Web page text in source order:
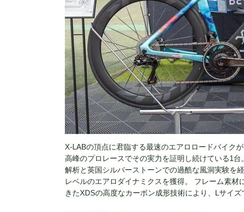
X-LABの頂点に君臨する最速のエアロロードバイク
高峰のプロレースでその実力を証明し続けている1
解析と英国シルバーストーンでの過酷な風洞実験を
レベルのエアロダイナミクスを獲得。 フレーム素
きたXDSの高度なカーボン成形技術により、Lサイ